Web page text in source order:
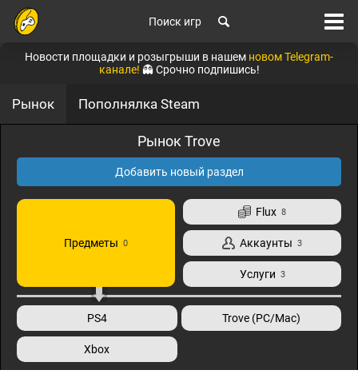
Поиск игр
Новости площадки и розыгрыши в нашем новом Telegram-
канале! 👻 Срочно подпишись!
Рынок Пополнялка Steam
Рынок Trove
Добавить новый раздел
Предметы 0
Flux 8
Аккаунты 3
Услуги 3
PS4 Trove (PC/Mac)
Xbox